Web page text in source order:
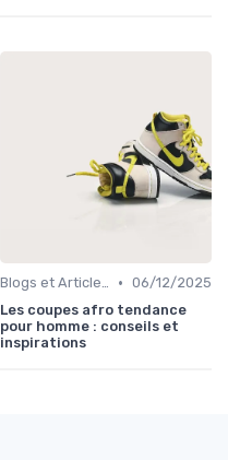
Blogs et Articles de Mode • 06/12/2025
Les coupes afro tendance
pour homme : conseils et
inspirations